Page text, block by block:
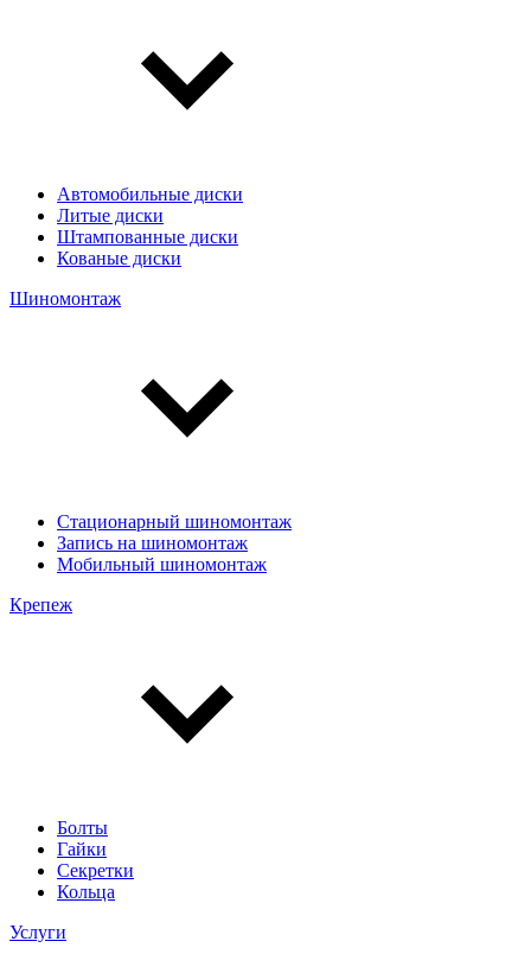
Автомобильные диски
Литые диски
Штампованные диски
Кованые диски
Шиномонтаж
Стационарный шиномонтаж
Запись на шиномонтаж
Мобильный шиномонтаж
Крепеж
Болты
Гайки
Секретки
Кольца
Услуги